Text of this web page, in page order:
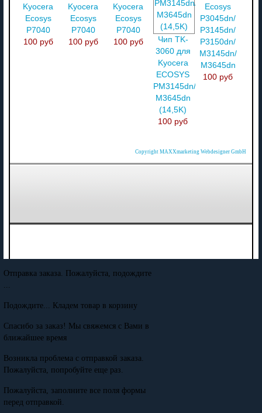
Kyocera
Ecosys
P7040
100 руб
Kyocera
Ecosys
P7040
100 руб
Kyocera
Ecosys
P7040
100 руб
Чип TK-
3060 для
Kyocera
ECOSYS
PM3145dn/
M3645dn
(14,5K)
100 руб
Ecosys
P3045dn/
P3145dn/
P3150dn/
M3145dn/
M3645dn
100 руб
Copyright MAXXmarketing Webdesigner GmbH
Отправка заказа. Пожалуйста, подождите
Подождите... Кладем товар в корзину
Спасибо за заказ! Мы свяжемся с Вами в
ближайшее время
Возникла проблема с отправкой заказа.
Пожалуйста, попробуйте еще раз.
Пожалуйста, заполните все поля формы
перед отправкой.